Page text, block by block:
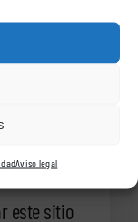
Aviso legal
de
este sitio